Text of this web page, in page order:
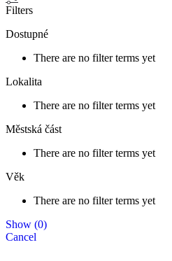
Filters
Dostupné
There are no filter terms yet
Lokalita
There are no filter terms yet
Městská část
There are no filter terms yet
Věk
There are no filter terms yet
Show (0)
Cancel